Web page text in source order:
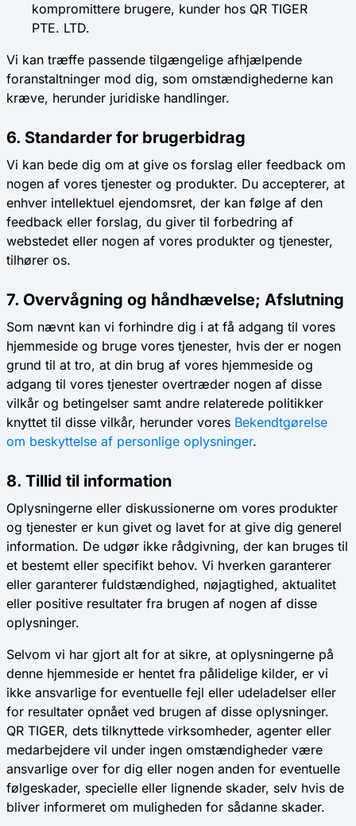
kompromittere brugere, kunder hos QR TIGER
PTE. LTD.
Vi kan træffe passende tilgængelige afhjælpende
foranstaltninger mod dig, som omstændighederne kan
kræve, herunder juridiske handlinger.
6. Standarder for brugerbidrag
Vi kan bede dig om at give os forslag eller feedback om
nogen af ​​vores tjenester og produkter. Du accepterer, at
enhver intellektuel ejendomsret, der kan følge af den
feedback eller forslag, du giver til forbedring af
webstedet eller nogen af ​​vores produkter og tjenester,
tilhører os.
7. Overvågning og håndhævelse; Afslutning
Som nævnt kan vi forhindre dig i at få adgang til vores
hjemmeside og bruge vores tjenester, hvis der er nogen
grund til at tro, at din brug af vores hjemmeside og
adgang til vores tjenester overtræder nogen af ​​disse
vilkår og betingelser samt andre relaterede politikker
knyttet til disse vilkår, herunder vores Bekendtgørelse
om beskyttelse af personlige oplysninger.
8. Tillid til information
Oplysningerne eller diskussionerne om vores produkter
og tjenester er kun givet og lavet for at give dig generel
information. De udgør ikke rådgivning, der kan bruges til
et bestemt eller specifikt behov. Vi hverken garanterer
eller garanterer fuldstændighed, nøjagtighed, aktualitet
eller positive resultater fra brugen af ​​nogen af ​​disse
oplysninger.
Selvom vi har gjort alt for at sikre, at oplysningerne på
denne hjemmeside er hentet fra pålidelige kilder, er vi
ikke ansvarlige for eventuelle fejl eller udeladelser eller
for resultater opnået ved brugen af ​​disse oplysninger.
QR TIGER, dets tilknyttede virksomheder, agenter eller
medarbejdere vil under ingen omstændigheder være
ansvarlige over for dig eller nogen anden for eventuelle
følgeskader, specielle eller lignende skader, selv hvis de
bliver informeret om muligheden for sådanne skader.